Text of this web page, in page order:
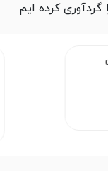
کرده ایم